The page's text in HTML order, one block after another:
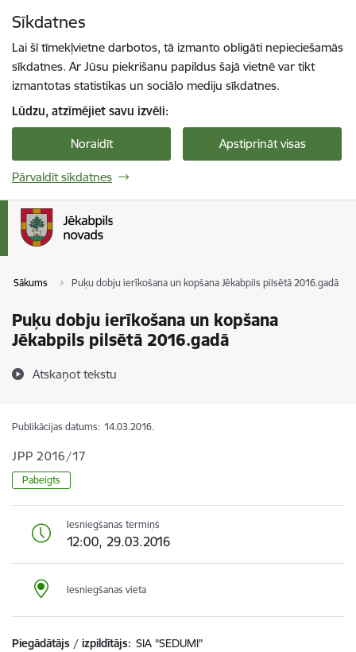
Sīkdatnes
Lai šī tīmekļvietne darbotos, tā izmanto obligāti nepieciešamās
sīkdatnes. Ar Jūsu piekrišanu papildus šajā vietnē var tikt
izmantotas statistikas un sociālo mediju sīkdatnes.
Lūdzu, atzīmējiet savu izvēli:
Noraidīt Apstiprināt visas
Pārvaldīt sīkdatnes
Sākums Puķu dobju ierīkošana un kopšana Jēkabpils pilsētā 2016.gadā
Puķu dobju ierīkošana un kopšana
Jēkabpils pilsētā 2016.gadā
Atskaņot tekstu
Publikācijas datums: 14.03.2016.
JPP 2016/17
Pabeigts
Iesniegšanas termiņš
12:00, 29.03.2016
Iesniegšanas vieta
Piegādātājs / izpildītājs: SIA "SEDUMI"